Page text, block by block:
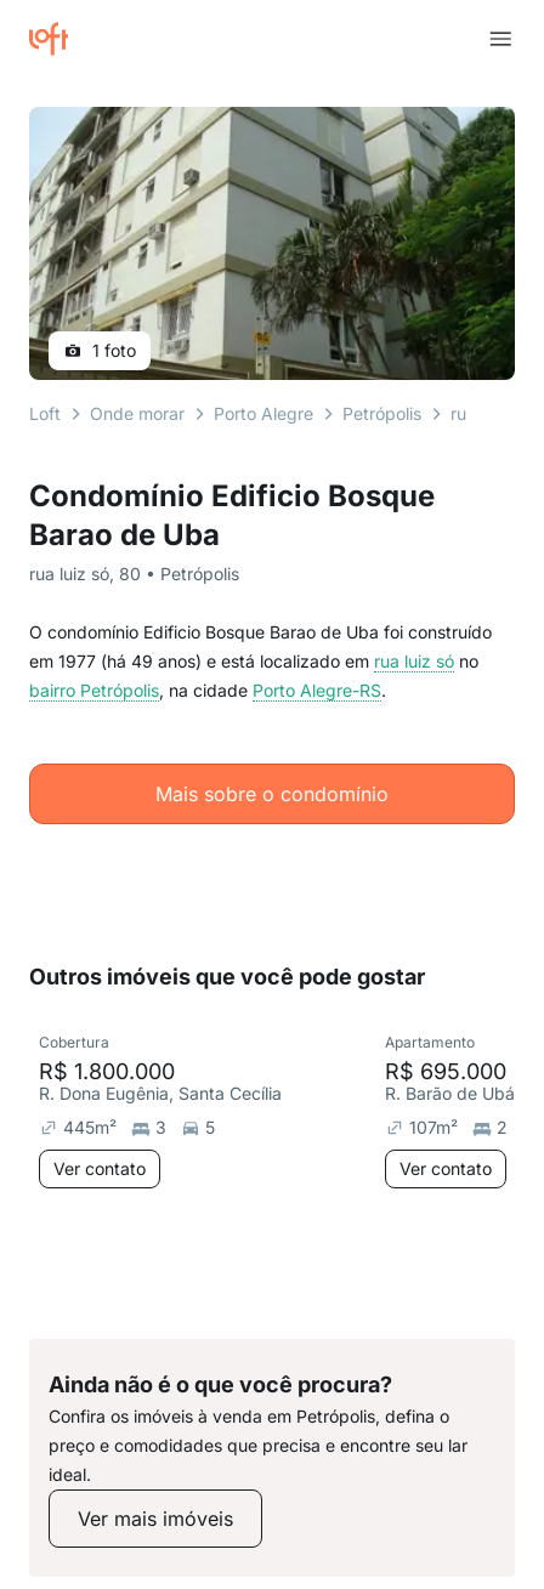
Condomínio Edificio Bosque
Barao de Uba
rua luiz só, 80 • Petrópolis
O condomínio Edificio Bosque Barao de Uba foi construído
em 1977 (há 49 anos) e está localizado em rua luiz só no
bairro Petrópolis, na cidade Porto Alegre-RS.
Mais sobre o condomínio
1 foto
Loft Onde morar Porto Alegre Petrópolis rua luiz só
Outros imóveis que você pode gostar
Cobertura
R$ 1.800.000
R. Dona Eugênia, Santa Cecília
445m² 3
5
Ver contato
Apartamento
R$ 695.000
R. Barão de Ubá,
107m²
2
Ver contato
Ainda não é o que você procura?
Confira os imóveis à venda em Petrópolis, defina o
preço e comodidades que precisa e encontre seu lar
ideal.
Ver mais imóveis